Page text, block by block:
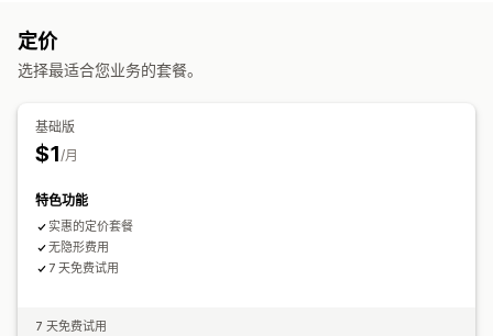
定价
选择最适合您业务的套餐。
基础版
$1/月
特色功能
实惠的定价套餐
无隐形费用
7 天免费试用
7 天免费试用